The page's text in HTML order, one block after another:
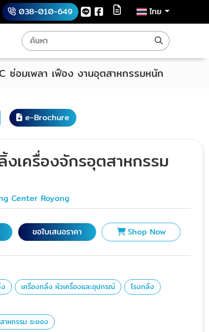
038-010-649
ไทย
ซ่อมเพลา เฟือง งานอุตสาหกรรมหนัก
e-Brochure
เครื่องจักรอุตสาหกรรม
Center Rayong
ขอใบเสนอราคา Shop Now
เครื่องกลึง หัวเครื่องและอุปกรณ์ โรงกลึง
หกรรม ระยอง